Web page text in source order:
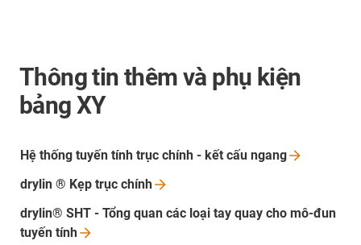
Thông tin thêm và phụ kiện
bảng XY
Hệ thống tuyến tính trục chính - kết cấu ngang
drylin ® Kẹp trục chính
drylin® SHT - Tổng quan các loại tay quay cho mô-đun
tuyến tính